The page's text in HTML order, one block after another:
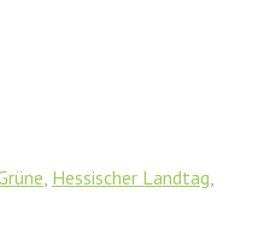
Hessischer Landtag